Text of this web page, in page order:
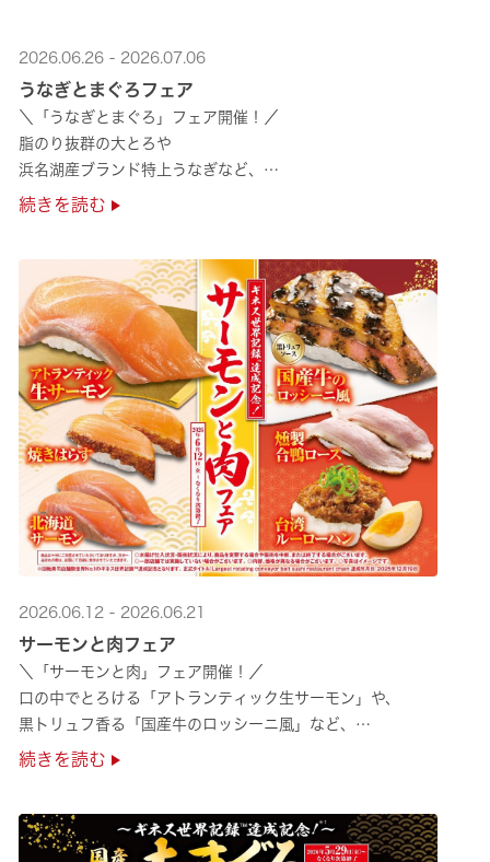
2026.06.26 - 2026.07.06
うなぎとまぐろフェア
＼「うなぎとまぐろ」フェア開催！／
脂のり抜群の大とろや
浜名湖産ブランド特上うなぎなど、
夏のスタミナ補給にぴったりのメニューが勢揃い✨
続きを読む
2026.06.12 - 2026.06.21
サーモンと肉フェア
＼「サーモンと肉」フェア開催！／
口の中でとろける「アトランティック生サーモン」や、
黒トリュフ香る「国産牛のロッシーニ風」など、
圧倒的な贅沢感をぜひ店舗でご堪能ください🍣
続きを読む